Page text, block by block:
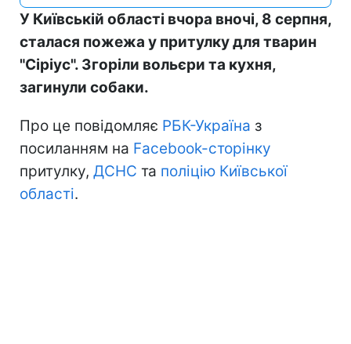
У Київській області вчора вночі, 8 серпня,
сталася пожежа у притулку для тварин
"Сіріус". Згоріли вольєри та кухня,
загинули собаки.
Про це повідомляє РБК-Україна з
посиланням на Facebook-сторінку
притулку, ДСНС та поліцію Київської
області.